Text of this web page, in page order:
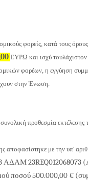
φορείς, κατά τους
ΕΥΡΩ και ισχύ
φορέων, η εγγύηση
στην Ένωση.
προθεσμία εκτέλεσης
αποφασίστηκε με την υπ'
ΑΔΑΜ23REQ012068073
ποσού500.000,00 €